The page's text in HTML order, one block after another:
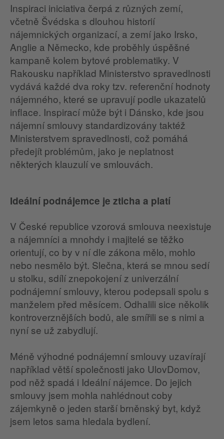
Inspiraci iniciativa čerpá z různých zemí,
včetně Švédska s dlouhou historií
nájemnických organizací, a zemí jako Irsko,
Anglie a Německo, kde proběhly úspěšné
kampaně kolem bytové problematiky. V
Rakousku například Ministerstvo spravedlnosti
vydává každé dva roky tzv. referenční hodnoty
nájemného, které se upravují podle ukazatelů
inflace. Inspirací může být i Dánsko, kde jsou
nájemní smlouvy standardizovány taktéž
Ministerstvem spravedlnosti, což pomáhá
předejít problémům, jako je neplatnost
některých klauzulí ve smlouvách.
Ideální podnájemce je zticha a platí
V České republice vzorová smlouva neexistuje
a nájemníci a mnohdy i majitelé se těžko
orientují, co by v ní dle zákona mělo, mohlo
nebo nesmělo být. Slečna, která se mnou sedí
u stolku, sdílí znepokojení z univerzální
podnájemní smlouvy, kterou podepsali spolu s
manželem před měsícem. Odhalili sice několik
kontroverznějších bodů, ale smířili se s nimi a
nyní se už zabydlují.
Méně výhodné podnájemní smlouvy uzavírají
například větší společnosti jako UlovDomov,
pod něž spadá i Ideální nájemce. Do jejich
smlouvy jsem mohla nahlédnout coby
zájemkyně o jeden starší brněnský byt, když
jsem letos sama hledala bydlení.